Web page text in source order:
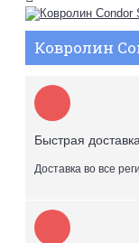
Ковролин
Быстрая
Доставка во все